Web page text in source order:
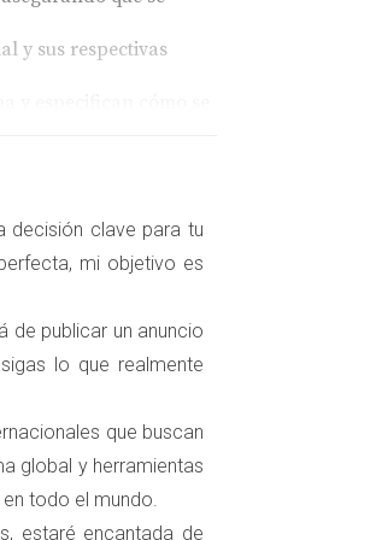
y sus respectivas
como el
obra, ajustados por la
para obtener el valor de
puede influir en su
decisión clave para tu
mi objetivo es
de publicar un anuncio
lo que realmente
que buscan
global y herramientas
todo el mundo.
estaré encantada de